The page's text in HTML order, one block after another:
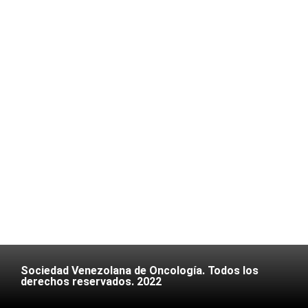
Sociedad Venezolana de Oncología. Todos los
derechos reservados. 2022